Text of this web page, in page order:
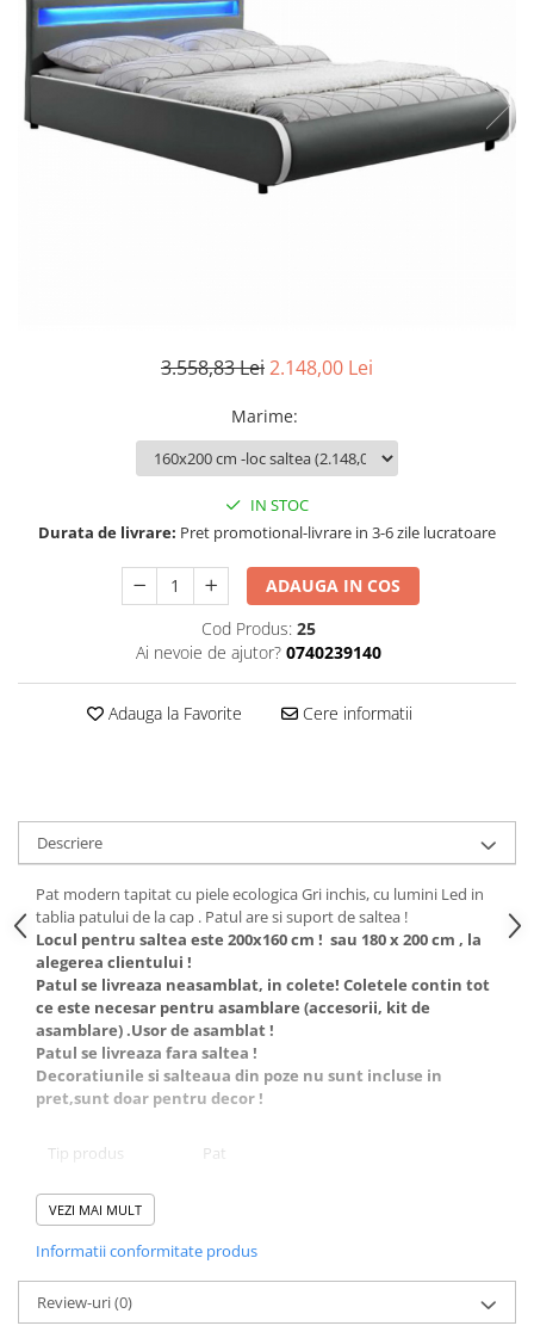
Set mobilier Living
Seturi masa +scaune dining
Seturi dormitoare complete
Suporturi saltea/Somiere/Gratii
pentru pat
3.558,83 Lei2.148,00 Lei
Marime:
IN STOC
Durata de livrare: Pret promotional-livrare in 3-6 zile lucratoare
ADAUGA IN COS
Cod Produs: 25
Ai nevoie de ajutor? 0740239140
Adauga la Favorite Cere informatii
Descriere
Pat modern tapitat cu piele ecologica Gri inchis, cu lumini Led in
tablia patului de la cap . Patul are si suport de saltea !
Locul pentru saltea este 200x160 cm ! sau 180 x 200 cm , la
alegerea clientului !
Patul se livreaza neasamblat, in colete! Coletele contin tot
ce este necesar pentru asamblare (accesorii, kit de
asamblare) .Usor de asamblat !
Patul se livreaza fara saltea !
Decoratiunile si salteaua din poze nu sunt incluse in
pret,sunt doar pentru decor !
Tip produs
Pat
Tip pat
Utilizat pentru
Dormitor
Stil
Modern
VEZI MAI MULT
Informatii conformitate produs
Review-uri(0)